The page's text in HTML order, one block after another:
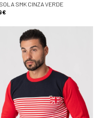
SMK CINZA VERDE